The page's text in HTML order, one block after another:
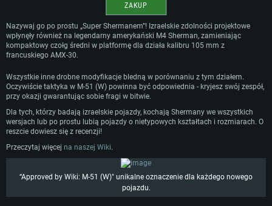
WYMAGANIA SYSTEMOWE
For Linux
Minimalne
OS: Windows 10 (64 bit)
Procesor: Dual-Core 2.2 GHz
Pamięć: 4GB
Karta graficzna: Karta obsługująca DirectX 11: AMD Radeon 77XX / NVIDIA
GeForce GTX 660. Minimalna rozdzielczość to 720p
Połączenie sieciowe: Internet szerokopasmowy
Minimalne
OS: Mac OS Big Sur 11.0 lub nowszy
Procesor: Core i5, minimum 2.2GHz (Xeon nie jest wspierany)
Pamięć: 6 GB
Karta graficzna: Intel Iris Pro 5200 (Mac) lub podobna od AMD/Nvidia.
Minimalna rozdzielczość to 720p.
Połączenie sieciowe: Internet szerokopasmowy
Minimalne
OS: Ostatnie wydania 64bit Linux
Procesor: Dual-Core 2.4 GHz
Pamięć: 4 GB
Karta graficzna: NVIDIA 660 z nowymi sterownikami (nie starsze niż 6
miesięcy) / podobna od AMD z nowymi sterownikami (nie starsze niż 6
miesięcy) (minimalna rozdzielczość to 720p) ze wsparciem Vulkan
ZAKUP
Nazywaj go po prostu „Super Shermanem”! Izraelskie zdolności projektowe
wpłynęły również na legendarny amerykański M4 Sherman, zamieniając
kompaktowy czołg średni w platformę dla działa kalibru 105 mm z
francuskiego AMX-30.
Wszystkie inne drobne modyfikacje bledną w porównaniu z tym działem.
Oczywiście taktyka w M-51 (W) powinna być odpowiednia - kryjesz swój zespół,
przy okazji gwarantując sobie fragi w bitwie.
Dla tych, którzy badają izraelskie pojazdy, kochają Shermany we wszystkich
wersjach lub po prostu lubią pojazdy o nietypowych kształtach i rozmiarach. O
reszcie dowiesz się z recenzji!
Przeczytaj więcej na naszej Wiki.
“Approved by Wiki: M-51 (W)" unikalne oznaczenie dla każdego nowego
pojazdu.